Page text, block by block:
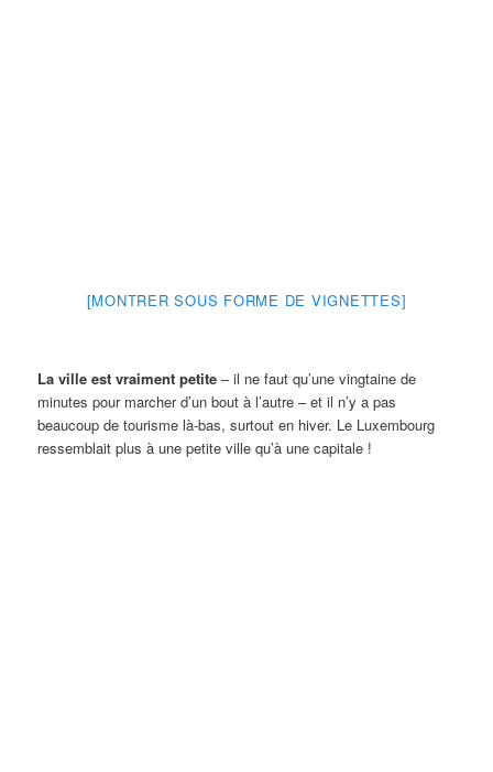
[MONTRER SOUS FORME DE VIGNETTES]
La ville est vraiment petite – il ne faut qu’une vingtaine de
minutes pour marcher d’un bout à l’autre – et il n’y a pas
beaucoup de tourisme là-bas, surtout en hiver. Le Luxembourg
ressemblait plus à une petite ville qu’à une capitale !